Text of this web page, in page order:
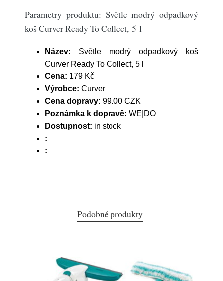
Parametry produktu: Světle modrý odpadkový
koš Curver Ready To Collect, 5 l
Název: Světle modrý odpadkový koš
Curver Ready To Collect, 5 l
Cena: 179 Kč
Výrobce: Curver
Cena dopravy: 99.00 CZK
Poznámka k dopravě: WE|DO
Dostupnost: in stock
:
:
Podobné produkty